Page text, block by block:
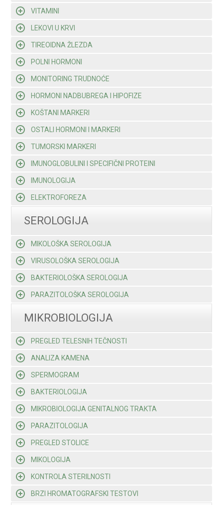
VITAMINI
LEKOVI U KRVI
TIREOIDNA ŽLEZDA
POLNI HORMONI
MONITORING TRUDNOĆE
HORMONI NADBUBREGA I HIPOFIZE
KOŠTANI MARKERI
OSTALI HORMONI I MARKERI
TUMORSKI MARKERI
IMUNOGLOBULINI I SPECIFIČNI PROTEINI
IMUNOLOGIJA
ELEKTROFOREZA
SEROLOGIJA
MIKOLOŠKA SEROLOGIJA
VIRUSOLOŠKA SEROLOGIJA
BAKTERIOLOŠKA SEROLOGIJA
PARAZITOLOŠKA SEROLOGIJA
MIKROBIOLOGIJA
PREGLED TELESNIH TEČNOSTI
ANALIZA KAMENA
SPERMOGRAM
BAKTERIOLOGIJA
MIKROBIOLOGIJA GENITALNOG TRAKTA
PARAZITOLOGIJA
PREGLED STOLICE
MIKOLOGIJA
KONTROLA STERILNOSTI
BRZI HROMATOGRAFSKI TESTOVI